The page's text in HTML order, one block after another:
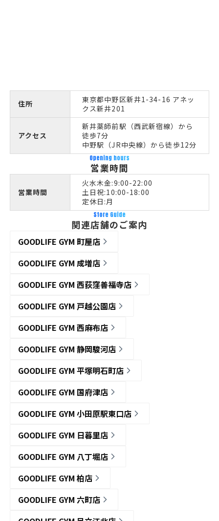
住所
東京都中野区新井1-34-16 アネッ
クス新井201
アクセス
新井薬師前駅（西武新宿線）から
徒歩7分
中野駅（JR中央線）から徒歩12分
Opening hours
営業時間
営業時間
火水木金:9:00-22:00
土日祝:10:00-18:00
定休日:月
Store Guide
関連店舗のご案内
GOODLIFE GYM 町屋店
GOODLIFE GYM 成増店
GOODLIFE GYM 西荻窪善福寺店
GOODLIFE GYM 戸越公園店
GOODLIFE GYM 西麻布店
GOODLIFE GYM 静岡駿河店
GOODLIFE GYM 平塚明石町店
GOODLIFE GYM 国府津店
GOODLIFE GYM 小田原駅東口店
GOODLIFE GYM 日暮里店
GOODLIFE GYM 八丁堀店
GOODLIFE GYM 柏店
GOODLIFE GYM 六町店